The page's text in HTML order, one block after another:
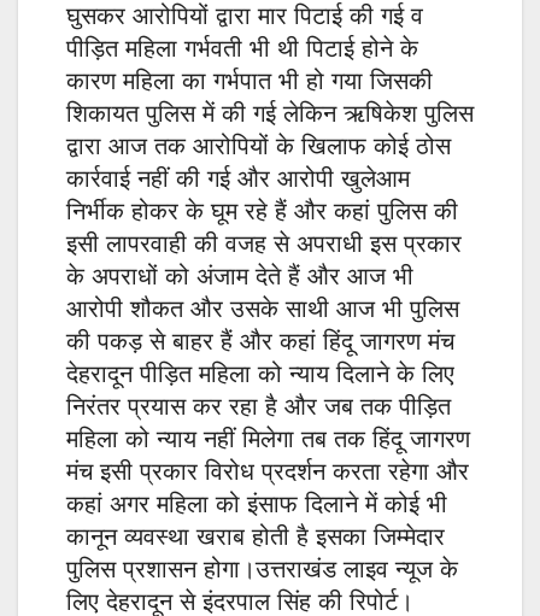
घुसकर आरोपियों द्वारा मार पिटाई की गई व
पीड़ित महिला गर्भवती भी थी पिटाई होने के
कारण महिला का गर्भपात भी हो गया जिसकी
शिकायत पुलिस में की गई लेकिन ऋषिकेश पुलिस
द्वारा आज तक आरोपियों के खिलाफ कोई ठोस
कार्रवाई नहीं की गई और आरोपी खुलेआम
निर्भीक होकर के घूम रहे हैं और कहां पुलिस की
इसी लापरवाही की वजह से अपराधी इस प्रकार
के अपराधों को अंजाम देते हैं और आज भी
आरोपी शौकत और उसके साथी आज भी पुलिस
की पकड़ से बाहर हैं और कहां हिंदू जागरण मंच
देहरादून पीड़ित महिला को न्याय दिलाने के लिए
निरंतर प्रयास कर रहा है और जब तक पीड़ित
महिला को न्याय नहीं मिलेगा तब तक हिंदू जागरण
मंच इसी प्रकार विरोध प्रदर्शन करता रहेगा और
कहां अगर महिला को इंसाफ दिलाने में कोई भी
कानून व्यवस्था खराब होती है इसका जिम्मेदार
पुलिस प्रशासन होगा।उत्तराखंड लाइव न्यूज के
लिए देहरादून से इंदरपाल सिंह की रिपोर्ट।